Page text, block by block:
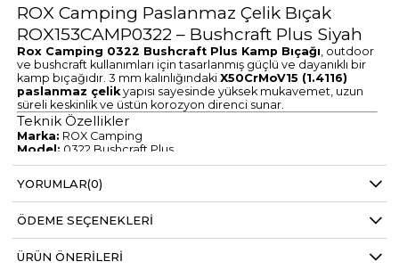
ROX Camping Paslanmaz Çelik Bıçak
ROX153CAMP0322 – Bushcraft Plus Siyah
Rox Camping 0322 Bushcraft Plus Kamp Bıçağı , outdoor
ve bushcraft kullanımları için tasarlanmış güçlü ve dayanıklı bir
kamp bıçağıdır. 3 mm kalınlığındakiX50CrMoV15 (1.4116)
paslanmaz çelik yapısı sayesinde yüksek mukavemet, uzun
süreli keskinlik ve üstün korozyon direnci sunar.
Teknik Özellikler
Marka: ROX Camping
Model: 0322 Bushcraft Plus
Ürün Kodu:153CAMP0322
Bıçak Uzunluğu:
Bıçak Kalınlığı:3 mm
Sap Uzunluğu:120 mm
Toplam Uzunluk:
Ağırlık:106 gr
Malzeme:X50CrMoV15 Paslanmaz Çelik (1.4116)
YORUMLAR(0)
ÖDEME SEÇENEKLERI
ÜRÜN ÖNERILERI